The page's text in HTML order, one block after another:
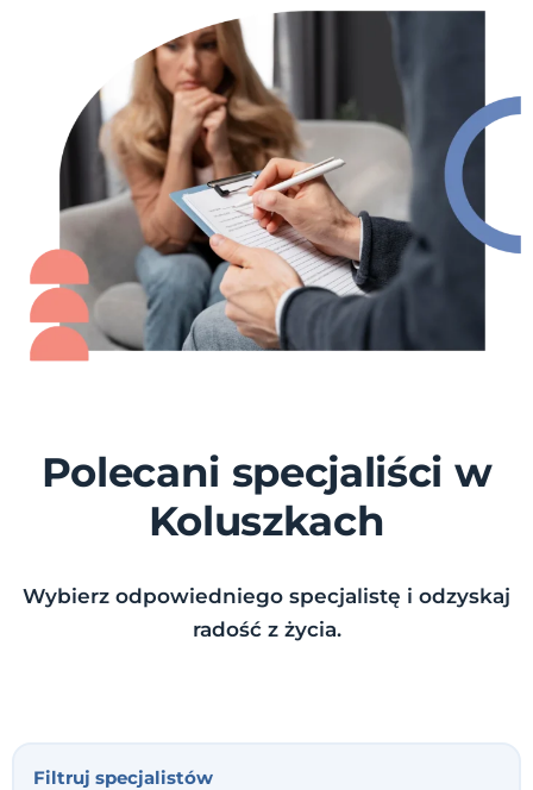
Polecani specjaliści w
Koluszkach
Wybierz odpowiedniego specjalistę i odzyskaj
radość z życia.
Filtruj specjalistów